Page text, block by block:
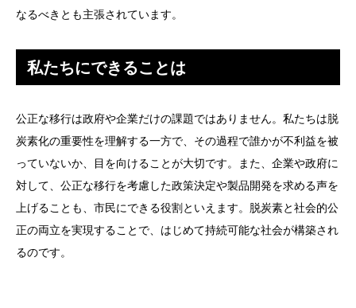
なるべきとも主張されています。
私たちにできることは
公正な移行は政府や企業だけの課題ではありません。私たちは脱
炭素化の重要性を理解する一方で、その過程で誰かが不利益を被
っていないか、目を向けることが大切です。また、企業や政府に
対して、公正な移行を考慮した政策決定や製品開発を求める声を
上げることも、市民にできる役割といえます。脱炭素と社会的公
正の両立を実現することで、はじめて持続可能な社会が構築され
るのです。